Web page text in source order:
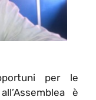
per le
è